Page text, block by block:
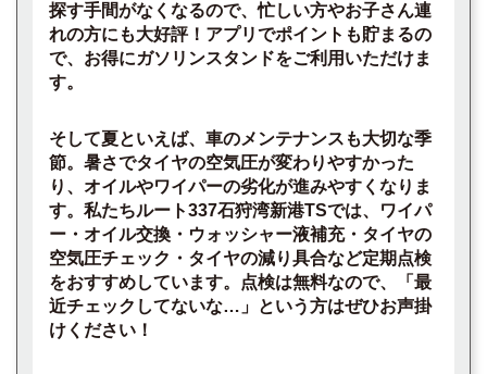
探す手間がなくなるので、忙しい方やお子さん連
れの方にも大好評！アプリでポイントも貯まるの
で、お得にガソリンスタンドをご利用いただけま
す。
そして夏といえば、車のメンテナンスも大切な季
節。暑さでタイヤの空気圧が変わりやすかった
り、オイルやワイパーの劣化が進みやすくなりま
す。私たちルート337石狩湾新港TSでは、ワイパ
ー・オイル交換・ウォッシャー液補充・タイヤの
空気圧チェック・タイヤの減り具合など定期点検
をおすすめしています。点検は無料なので、「最
近チェックしてないな…」という方はぜひお声掛
けください！